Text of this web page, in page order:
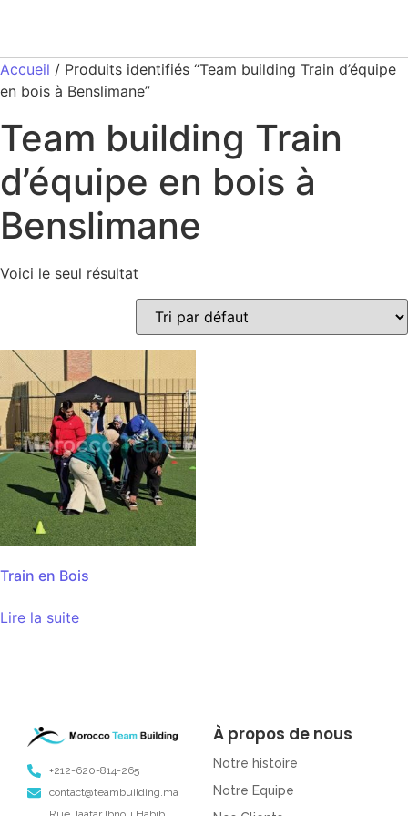
Accueil / Produits identifiés “Team building Train d’équipe
en bois à Benslimane”
Team building Train
d’équipe en bois à
Benslimane
Voici le seul résultat
Train en Bois
Lire la suite
+212-620-814-265
contact@teambuilding.ma
À propos de nous
Notre histoire
Notre Equipe